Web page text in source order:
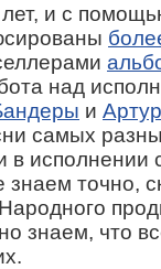
и с
над
и
самых
в исполнении
точно,
знаем, что